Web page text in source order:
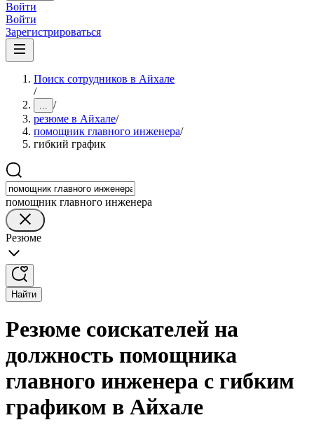
Войти
Войти
Зарегистрироваться
Поиск сотрудников в Айхале
/
... /
резюме в Айхале/
помощник главного инженера/
гибкий график
помощник главного инженера
Резюме
Найти
Резюме соискателей на
должность помощника
главного инженера с гибким
графиком в Айхале